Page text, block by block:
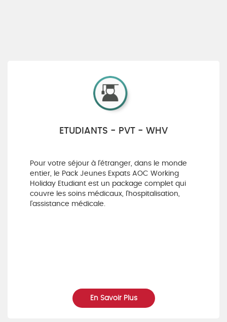
ETUDIANTS - PVT - WHV
Pour votre séjour à l’étranger, dans le monde
entier, le Pack Jeunes Expats AOC Working
Holiday Etudiant est un package complet qui
couvre les soins médicaux, l’hospitalisation,
l’assistance médicale.
En Savoir Plus